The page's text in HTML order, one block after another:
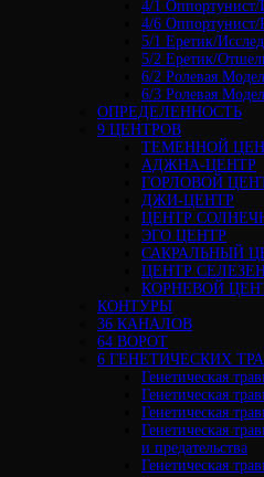
4/1 Оппортунист/
4/6 Оппортунист/
5/1 Еретик/
5/2 Еретик/
6/2 Ролевая
6/3 Ролевая
ОПРЕДЕЛЕННОСТЬ
9 ЦЕНТРОВ
ТЕМЕННОЙ
АДЖНА-ЦЕНТР
ГОРЛОВОЙ
ДЖИ-ЦЕНТР
ЦЕНТР
ЭГО ЦЕНТР
САКРАЛЬНЫЙ
ЦЕНТР
КОРНЕВОЙ
КОНТУРЫ
36 КАНАЛОВ
64 ВОРОТ
6 ГЕНЕТИЧЕСКИХ
Генетическая
Генетическая
Генетическая
Генетическая
и предательства
Генетическая